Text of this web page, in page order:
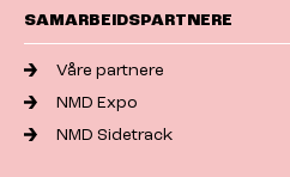
SAMARBEIDSPARTNERE
Våre partnere
NMD Expo
NMD Sidetrack